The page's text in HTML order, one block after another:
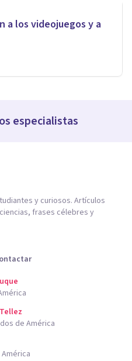
a los videojuegos y a
especialistas
y curiosos. Artículos
frases célebres y
de América